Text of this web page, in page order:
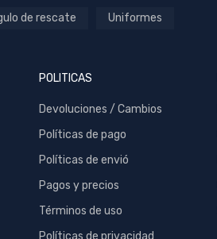
de rescate Uniformes
POLITICAS
Devoluciones / Cambios
Políticas de pago
Políticas de envió
Pagos y precios
Términos de uso